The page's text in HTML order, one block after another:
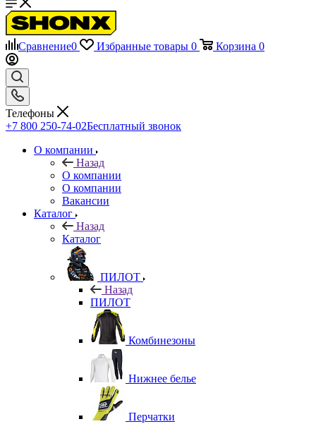
Сравнение0 Избранные товары 0 Корзина 0
Телефоны
+7 800 250-74-02Бесплатный звонок
О компании
Назад
О компании
О компании
Вакансии
Каталог
Назад
Каталог
ПИЛОТ
Назад
ПИЛОТ
Комбинезоны
Нижнее белье
Перчатки